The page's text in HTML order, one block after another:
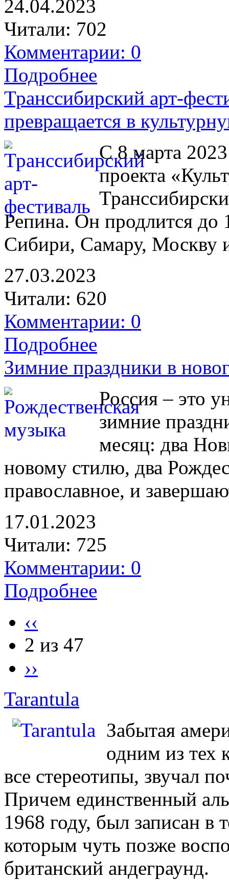
24.04.2023
Читали: 702
Комментарии: 0
Подробнее
Транссибирский арт-
превращается в
С 8 марта
проекта
Репина. Он продлится до
Сибири, Самару, Москву
27.03.2023
Читали: 620
Комментарии: 0
Подробнее
Зимние праздники в
Россия – это
зимние
месяц: два
новому стилю, два
православное, и
17.01.2023
Читали: 725
Комментарии: 0
Подробнее
‹‹
2 из 47
››
Tarantula
Забытая
одним из тех
все стереотипы, звучал
Причем единственный
1968 году, был записан в
которым чуть позже
британский андеграунд.